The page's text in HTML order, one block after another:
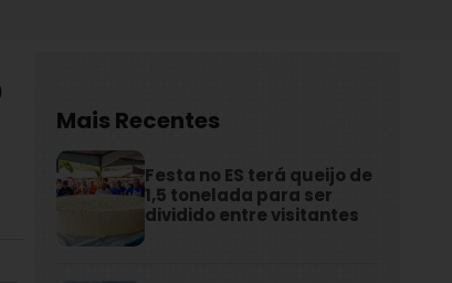
Mais Recentes
Festa no ES terá queijo de
1,5 tonelada para ser
dividido entre visitantes